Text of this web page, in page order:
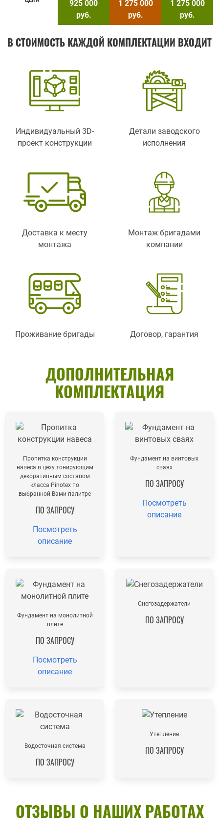
925 000
руб.
1 275 000
руб.
1 275 000
руб.
В СТОИМОСТЬ КАЖДОЙ КОМПЛЕКТАЦИИ ВХОДИТ
Индивидуальный 3D-
проект конструкции
Детали заводского
исполнения
Доставка к месту
монтажа
Монтаж бригадами
компании
Проживание бригады Договор, гарантия
ДОПОЛНИТЕЛЬНАЯ
КОМПЛЕКТАЦИЯ
Пропитка конструкции
навеса в цеху тонирующим
декоративным составом
класса Pinotex по
выбранной Вами палитре
ПО ЗАПРОСУ
Посмотреть
описание
Фундамент на винтовых
сваях
ПО ЗАПРОСУ
Посмотреть
описание
Фундамент на монолитной
плите
ПО ЗАПРОСУ
Посмотреть
описание
Снегозадержатели
ПО ЗАПРОСУ
Водосточная система
ПО ЗАПРОСУ
Утепление
ПО ЗАПРОСУ
ОТЗЫВЫ О НАШИХ РАБОТАХ